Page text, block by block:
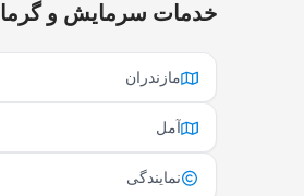
خدمات سرمایش و
مازندران
آمل
نمایندگی